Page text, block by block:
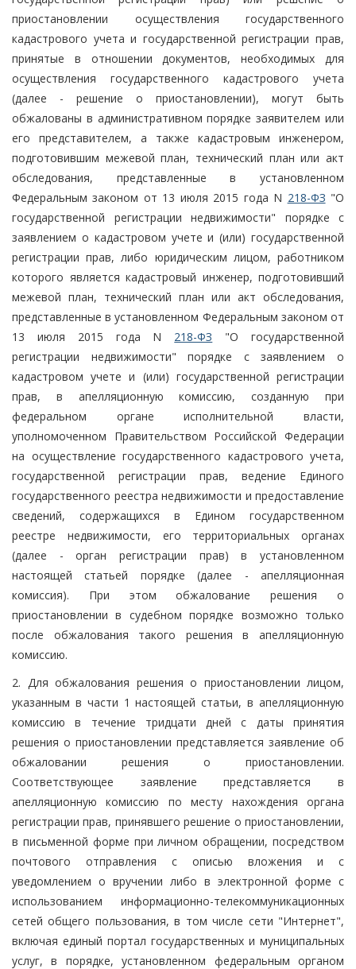
приостановлении осуществления государственного
кадастрового учета и государственной регистрации прав,
принятые в отношении документов, необходимых для
осуществления государственного кадастрового учета
(далее - решение о приостановлении), могут быть
обжалованы в административном порядке заявителем или
его представителем, а также кадастровым инженером,
подготовившим межевой план, технический план или акт
обследования, представленные в установленном
Федеральным законом от 13 июля 2015 года N 218-ФЗ "О
государственной регистрации недвижимости" порядке с
заявлением о кадастровом учете и (или) государственной
регистрации прав, либо юридическим лицом, работником
которого является кадастровый инженер, подготовивший
межевой план, технический план или акт обследования,
представленные в установленном Федеральным законом от
13 июля 2015 года N 218-ФЗ "О государственной
регистрации недвижимости" порядке с заявлением о
кадастровом учете и (или) государственной регистрации
прав, в апелляционную комиссию, созданную при
федеральном органе исполнительной власти,
уполномоченном Правительством Российской Федерации
на осуществление государственного кадастрового учета,
государственной регистрации прав, ведение Единого
государственного реестра недвижимости и предоставление
сведений, содержащихся в Едином государственном
реестре недвижимости, его территориальных органах
(далее - орган регистрации прав) в установленном
настоящей статьей порядке (далее - апелляционная
комиссия). При этом обжалование решения о
приостановлении в судебном порядке возможно только
после обжалования такого решения в апелляционную
комиссию.
2. Для обжалования решения о приостановлении лицом,
указанным в части 1 настоящей статьи, в апелляционную
комиссию в течение тридцати дней с даты принятия
решения о приостановлении представляется заявление об
обжаловании решения о приостановлении.
Соответствующее заявление представляется в
апелляционную комиссию по месту нахождения органа
регистрации прав, принявшего решение о приостановлении,
в письменной форме при личном обращении, посредством
почтового отправления с описью вложения и с
уведомлением о вручении либо в электронной форме с
использованием информационно-телекоммуникационных
сетей общего пользования, в том числе сети "Интернет",
включая единый портал государственных и муниципальных
услуг, в порядке, установленном федеральным органом